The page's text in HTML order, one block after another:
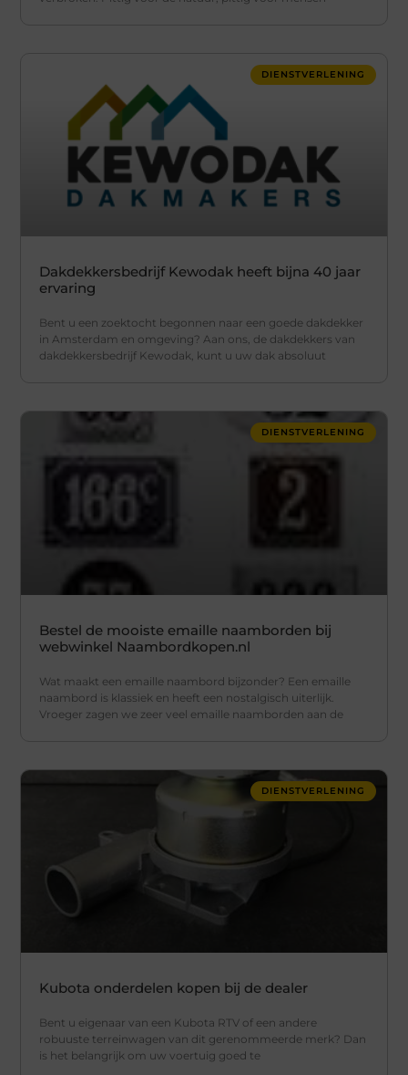
DIENSTVERLENING
Dakdekkersbedrijf Kewodak heeft bijna 40 jaar
ervaring
Bent u een zoektocht begonnen naar een goede dakdekker
in Amsterdam en omgeving? Aan ons, de dakdekkers van
dakdekkersbedrijf Kewodak, kunt u uw dak absoluut
DIENSTVERLENING
Bestel de mooiste emaille naamborden bij
webwinkel Naambordkopen.nl
Wat maakt een emaille naambord bijzonder? Een emaille
naambord is klassiek en heeft een nostalgisch uiterlijk.
Vroeger zagen we zeer veel emaille naamborden aan de
DIENSTVERLENING
Kubota onderdelen kopen bij de dealer
Bent u eigenaar van een Kubota RTV of een andere
robuuste terreinwagen van dit gerenommeerde merk? Dan
is het belangrijk om uw voertuig goed te